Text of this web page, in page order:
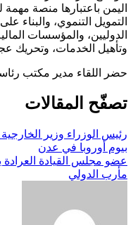
اليمن باعتبارها منصة
التمويل التنموي، والبناء
الدوليين، والمؤسسات
وتأهيل الخدمات، وتحريك
حضر اللقاء مدير مكتب
تصفّح المقالات
رئيس الوزراء وزير
بيوم أوروبا في عدن
عضو مجلس القيادة العرادة
مأرب الدولي